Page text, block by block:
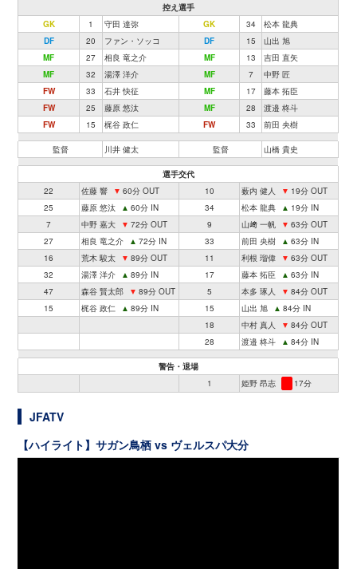
控え選手
GK
1 守田 達弥 GK 34
松本 龍典
DF
20 ファン・ソッコ DF 15
山出 旭
MF
27 相良 竜之介 MF 13
吉田 直矢
MF
32 湯澤 洋介 MF 7
中野 匠
FW
33 石井 快征 MF 17
藤本 拓臣
FW
25 藤原 悠汰 MF 28
渡邉 柊斗
FW
15 梶谷 政仁 FW 33 前田 央樹
監督 川井 健太 監督 山橋 貴史
選手交代
22
佐藤 響 ▼ 60分 OUT 10 薮内 健人 ▼ 19分 OUT
25
藤原 悠汰 ▲ 60分 IN 34 松本 龍典 ▲ 19分 IN
7
中野 嘉大 ▼ 72分 OUT 9 山﨑 一帆 ▼ 63分 OUT
27
相良 竜之介 ▲ 72分 IN 33 前田 央樹 ▲ 63分 IN
16
荒木 駿太 ▼ 89分 OUT 11 利根 瑠偉 ▼ 63分 OUT
32
湯澤 洋介 ▲ 89分 IN 17 藤本 拓臣 ▲ 63分 IN
47
森谷 賢太郎 ▼ 89分 OUT 5 本多 琢人 ▼ 84分 OUT
15
梶谷 政仁 ▲ 89分 IN 15 山出 旭 ▲ 84分 IN
18
中村 真人 ▼ 84分 OUT
28
渡邉 柊斗 ▲ 84分 IN
警告・退場
1
姫野 昂志 17分
JFATV
【ハイライト】サガン鳥栖 vs ヴェルスパ大分